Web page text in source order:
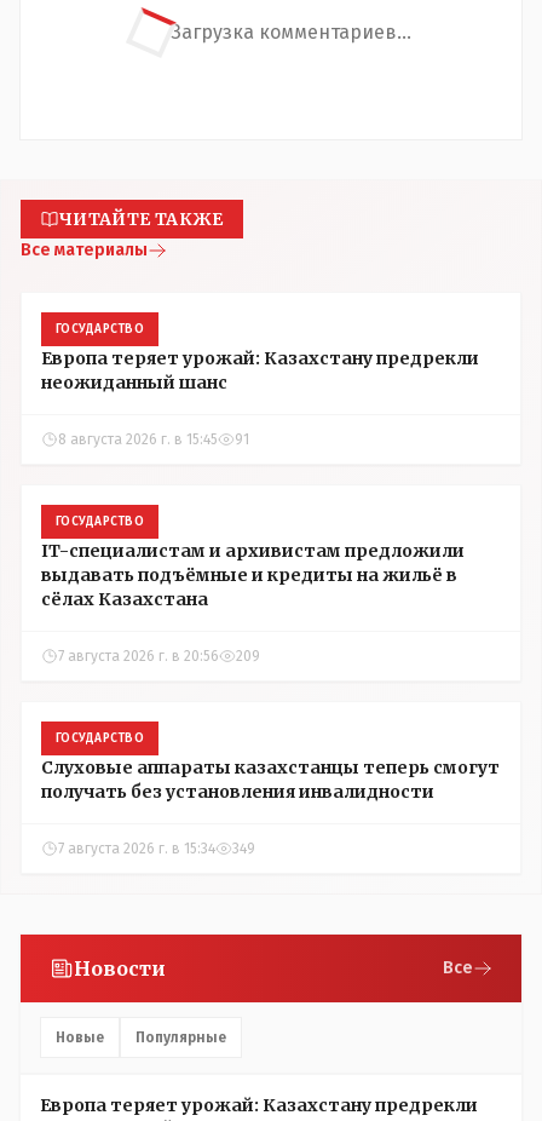
Загрузка комментариев...
ЧИТАЙТЕ ТАКЖЕ
Все материалы
ГОСУДАРСТВО
Европа теряет урожай: Казахстану предрекли
неожиданный шанс
8 августа 2026 г. в 15:45 91
ГОСУДАРСТВО
IT-специалистам и архивистам предложили
выдавать подъёмные и кредиты на жильё в
сёлах Казахстана
7 августа 2026 г. в 20:56 209
ГОСУДАРСТВО
Слуховые аппараты казахстанцы теперь смогут
получать без установления инвалидности
7 августа 2026 г. в 15:34 349
Новости Все
Новые Популярные
Европа теряет урожай: Казахстану предрекли